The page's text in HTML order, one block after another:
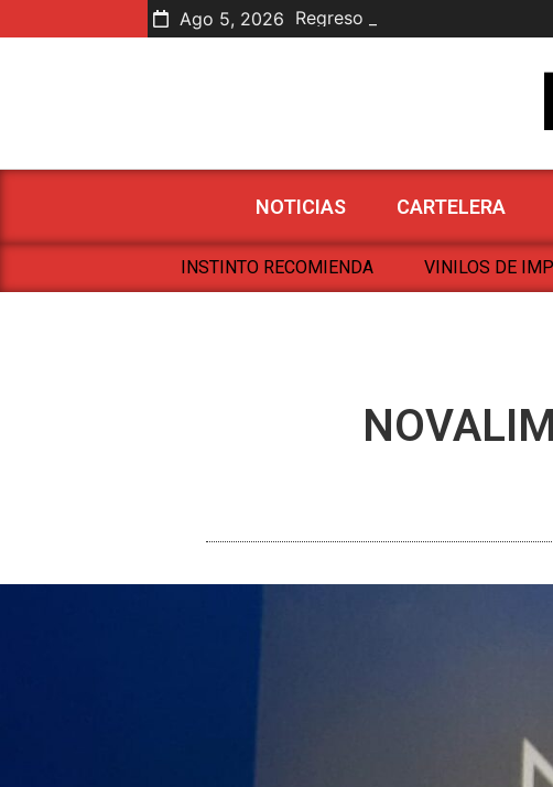
Ago 5, 2026 Regreso de Antología
Joselo en Letras
Nuevas Mutaciones Sonoras
NOTICIAS CARTELERA
INSTINTO RECOMIENDA VINILOS DE